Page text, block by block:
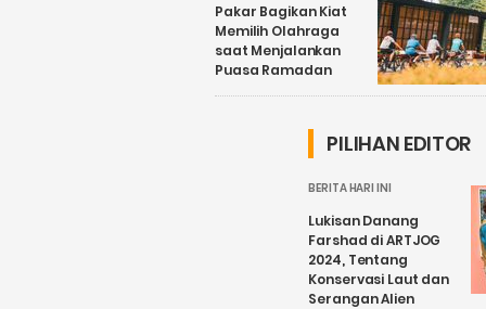
Pakar Bagikan Kiat
Memilih Olahraga
saat Menjalankan
Puasa Ramadan
PILIHAN EDITOR
BERITA HARI INI
Lukisan Danang
Farshad di ARTJOG
2024, Tentang
Konservasi Laut dan
Serangan Alien